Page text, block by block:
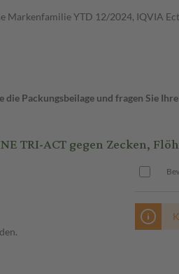
Markenfamilie YTD 12/2024, IQVIA
die Packungsbeilage und fragen Sie
TRI-ACT gegen Zecken,